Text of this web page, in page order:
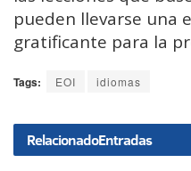
pueden llevarse una
gratificante para la
Tags: EOI idiomas
RelacionadoEntradas